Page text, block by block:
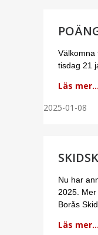
Välkomna
tisdag 21
Läs mer...
2025-01-08
Nu har
2025.
Borås
Läs mer...